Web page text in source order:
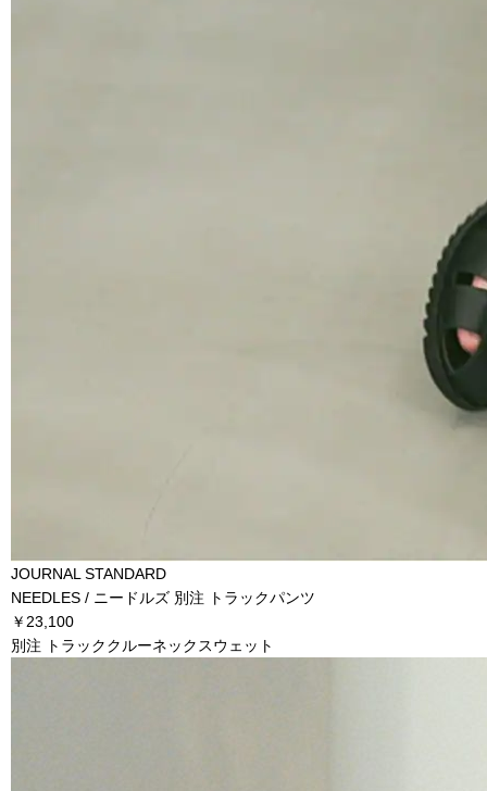
JOURNAL STANDARD
NEEDLES / ニードルズ 別注 トラックパンツ
￥23,100
別注 トラッククルーネックスウェット